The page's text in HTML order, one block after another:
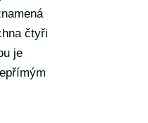
čtyři
je